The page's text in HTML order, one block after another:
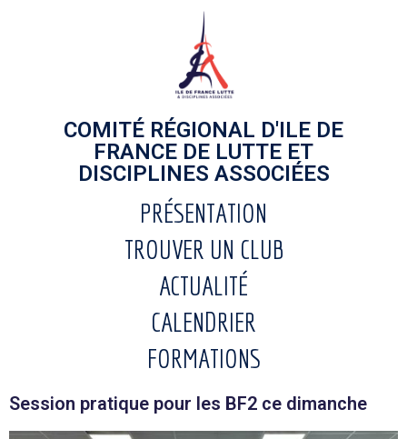
COMITÉ RÉGIONAL D'ILE DE
FRANCE DE LUTTE ET
DISCIPLINES ASSOCIÉES
PRÉSENTATION
TROUVER UN CLUB
ACTUALITÉ
CALENDRIER
FORMATIONS
Session pratique pour les BF2 ce dimanche